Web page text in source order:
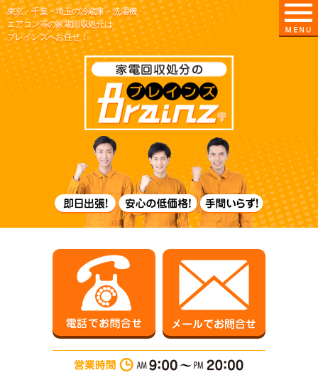
東京・千葉・埼玉の冷蔵庫・洗濯機・
エアコン等の家電回収処分は
ブレインズへお任せ！
即日出張！
電話でお問合せ